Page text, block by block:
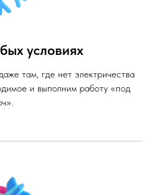
условиях
там, где нет электричества
и выполним работу «под